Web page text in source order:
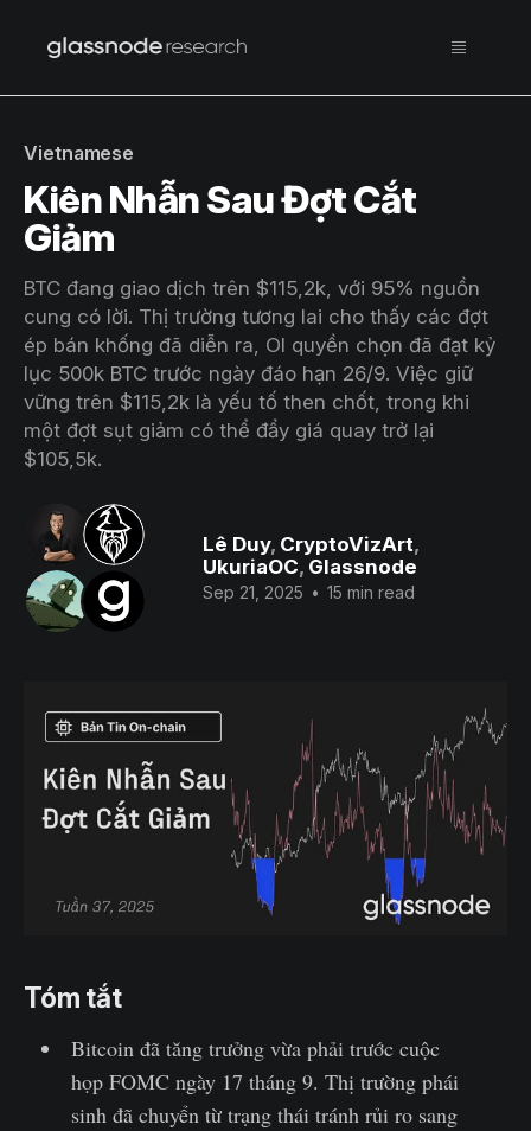
Vietnamese
Kiên Nhẫn Sau Đợt Cắt
Giảm
BTC đang giao dịch trên $115,2k, với 95% nguồn
cung có lời. Thị trường tương lai cho thấy các đợt
ép bán khống đã diễn ra, OI quyền chọn đã đạt kỷ
lục 500k BTC trước ngày đáo hạn 26/9. Việc giữ
vững trên $115,2k là yếu tố then chốt, trong khi
một đợt sụt giảm có thể đẩy giá quay trở lại
$105,5k.
Lê Duy, CryptoVizArt,
UkuriaOC, Glassnode
Sep 21, 2025 • 15 min read
Tóm tắt
Bitcoin đã tăng trưởng vừa phải trước cuộc
họp FOMC ngày 17 tháng 9. Thị trường phái
sinh đã chuyển từ trạng thái tránh rủi ro sang